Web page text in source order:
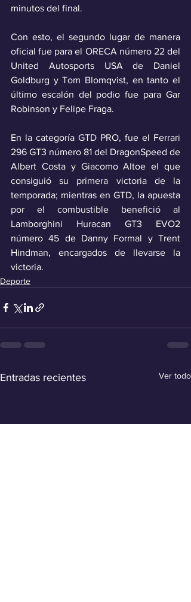
minutos del final.
Con esto, el segundo lugar de manera
oficial fue para el ORECA número 22 del
United Autosports USA de Daniel
Goldburg y Tom Blomqvist, en tanto el
último escalón del podio fue para Gar
Robinson y Felipe Fraga.
En la categoría GTD PRO, fue el Ferrari
296 GT3 número 81 del DragonSpeed de
Albert Costa y Giacomo Altoe el que
consiguió su primera victoria de la
temporada; mientras en GTD, la apuesta
por el combustible benefició al
Lamborghini Huracan GT3 EVO2
número 45 de Danny Formal y Trent
Hindman, encargados de llevarse la
victoria.
Deporte
Entradas recientes Ver todo